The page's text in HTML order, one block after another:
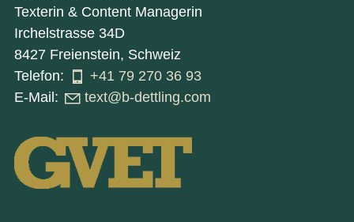
Texterin & Content Managerin
Irchelstrasse 34D
8427 Freienstein, Schweiz
Telefon:
+41 79 270 36 93
E-Mail:
t xt b-d ttl ng c m